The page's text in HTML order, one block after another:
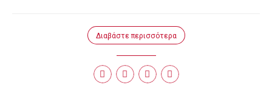
Διαβάστε περισσότερα